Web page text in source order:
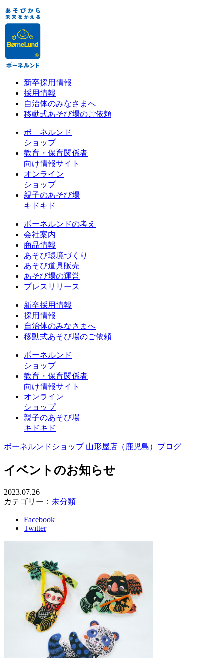
新卒採用情報
採用情報
自治体のみなさまへ
移動式あそび場のご依頼
ボーネルンド
ショップ
教育・保育関係者
向け情報サイト
オンライン
ショップ
親子のあそび場
キドキド
ボーネルンドの考え
会社案内
商品情報
あそび環境づくり
あそび道具販売
あそび場の運営
プレスリリース
新卒採用情報
採用情報
自治体のみなさまへ
移動式あそび場のご依頼
ボーネルンド
ショップ
教育・保育関係者
向け情報サイト
オンライン
ショップ
親子のあそび場
キドキド
ボーネルンドショップ 山形屋店（鹿児島）ブログ
イベントのお知らせ
2023.07.26
カテゴリー： 未分類
Facebook
Twitter